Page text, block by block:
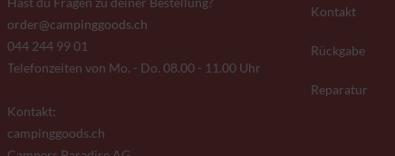
order@campinggoods.ch
044 244 99 01
Telefonzeiten von Mo. - Do. 08.00 - 11.00 Uhr
Kontakt:
campinggoods.ch
Kontakt
Rückgabe
Reparatur